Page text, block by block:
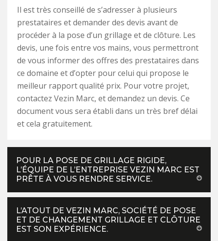
Il est très conseillé de s’adresser à plusieurs
prestataires et demander des devis avant de
procéder à la pose d’un grillage et de clôture. Les
devis, une fois entre vos mains, vous permettront
de vous informer des offres des prestataires dans
ce domaine et d’opter pour celui qui propose le
meilleur rapport qualité prix. Pour votre projet,
contactez Vezin Marc, et demandez un devis. Ce
document vous sera établi dans un très bref délai
et cela gratuitement.
POUR LA POSE DE GRILLAGE RIGIDE,
L’ÉQUIPE DE L’ENTREPRISE VEZIN MARC EST
PRÊTE À VOUS RENDRE SERVICE.
L’ATOUT DE VEZIN MARC, SOCIÉTÉ DE POSE
ET DE CHANGEMENT GRILLAGE ET CLÔTURE
EST SON EXPÉRIENCE.